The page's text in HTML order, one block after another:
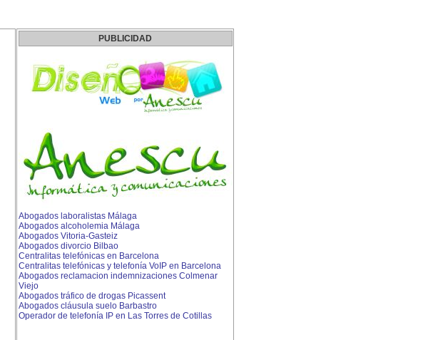
PUBLICIDAD
Abogados laboralistas Málaga
Abogados alcoholemia Málaga
Abogados Vitoria-Gasteiz
Abogados divorcio Bilbao
Centralitas telefónicas en Barcelona
Centralitas telefónicas y telefonía VoIP en Barcelona
Abogados reclamacion indemnizaciones Colmenar
Viejo
Abogados tráfico de drogas Picassent
Abogados cláusula suelo Barbastro
Operador de telefonía IP en Las Torres de Cotillas